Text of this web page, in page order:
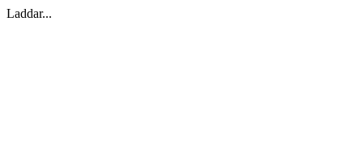
Laddar...